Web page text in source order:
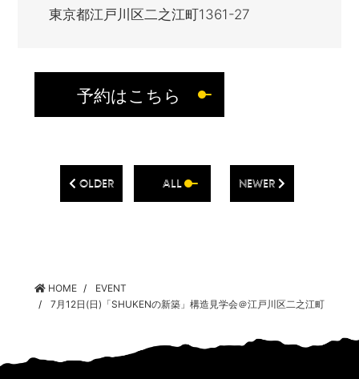
東京都江戸川区二之江町1361-27
予約はこちら
OLDER ALL NEWER
HOME
EVENT
7月12日(日)「SHUKENの新築」構造見学会＠江戸川区二之江町